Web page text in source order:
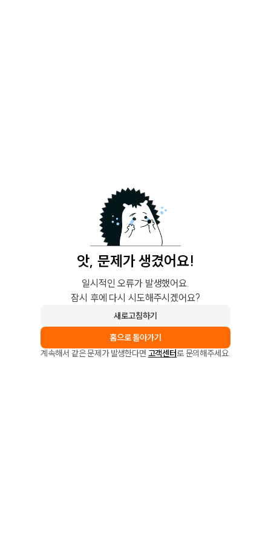
앗, 문제가 생겼어요!
일시적인 오류가 발생했어요.
잠시 후에 다시 시도해주시겠어요?
새로고침하기
홈으로 돌아가기
계속해서 같은 문제가 발생한다면 고객센터로 문의해주세요.